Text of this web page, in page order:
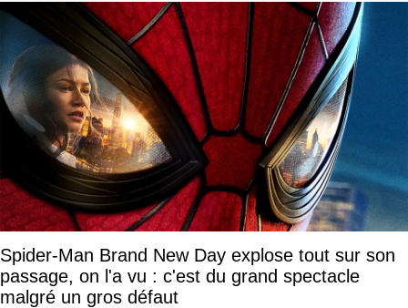
Spider-Man Brand New Day explose tout sur son
passage, on l'a vu : c'est du grand spectacle
malgré un gros défaut